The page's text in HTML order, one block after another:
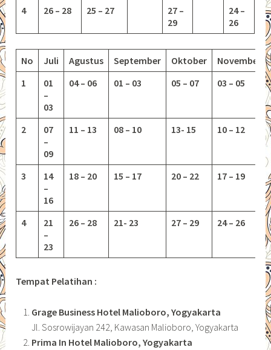
4
26 – 28 25 – 27
27 –
29
24 –
26
No Juli Agustus September Oktober
November
1
01
–
03
04 – 06 01 – 03 05 – 07 03 – 05
2
07
–
09
11 – 13 08 – 10 13- 15 10 – 12
3
14
–
16
18 – 20 15 – 17 20 – 22 17 – 19
4
21
–
23
26 – 28 21- 23 27 – 29 24 – 26
Tempat Pelatihan :
Grage Business Hotel Malioboro, Yogyakarta
Jl. Sosrowijayan 242, Kawasan Malioboro, Yogyakarta
Prima In Hotel Malioboro, Yogyakarta